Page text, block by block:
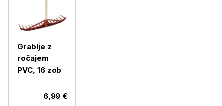
Grablje z
ročajem
PVC, 16 zob
6,99 €